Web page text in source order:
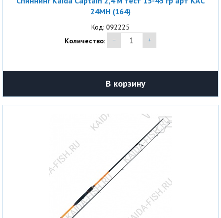
24MH (164)
Код: 092225
Количество:
В корзину